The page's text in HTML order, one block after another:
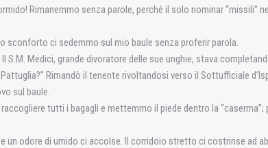
Rimanemmo senza parole, perché il solo nominar “missili”
sconforto ci sedemmo sul mio baule senza proferir parola.
Medici, grande divoratore delle sue unghie, stava
Rimandò il tenente rivoltandosi verso il Sottufficiale
sul baule.
tutti i bagagli e mettemmo il piede dentro la “caserma”;
odore di umido ci accolse. Il corridoio stretto ci costrinse ad